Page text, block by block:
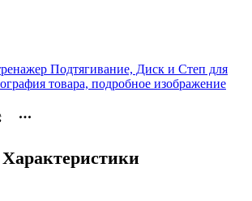
Характеристики